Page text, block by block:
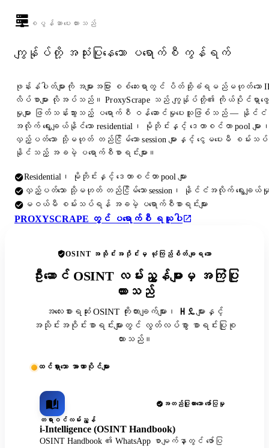
စပွန်ဆာပေးထားသည်
ကျွန်ုပ်တို့ အသုံးပြုနေသော ပရောက်စီ ကွန်ရက်
ဖုန်းနံပါတ်များကို အများအပြား စစ်ဆေးရာတွင် ပိတ်ဆို့ခံရမည်မဟုတ်သော
လိပ်စာများ လိုအပ်သည်။ ProxyScrape သည် ကျွန်ုပ်တို့၏ ကိုယ်ပိုင်ရှာဖွေ
မှုများ ဖြတ်သန်းသွားသည့် ပရောက်စီ ဝန်ဆောင်မှုပေးသူဖြစ်သည် — နိုင်ငံ
အလိုက် ရွေးချယ်နိုင်သော residential၊ မိုဘိုင်းနှင့် ဒေတာစင်တာ pool များ
လှည့်ပတ်သော သို့မဟုတ် တည်ငြိမ်သော session များနှင့် ငွေမပေးမီ စမ်းသပ်
နိုင်သည့် အခမဲ့ ပရောက်စီစာရင်းများ။
Residential၊ မိုဘိုင်းနှင့် ဒေတာစင်တာ pool များ
လှည့်ပတ်သော သို့မဟုတ် တည်ငြိမ်သော session၊ နိုင်ငံအလိုက် ရွေးချယ်မှု
မဝယ်မီ စမ်းသပ်ရန် အခမဲ့ ပရောက်စီစာရင်းများ
PROXYSCRAPE တွင် ပရောက်စီ ရယူပါ
OSINT အသိုင်းအဝိုင်းမှ ယုံကြည်စိတ်ချရသော
ဦးဆောင် OSINT လမ်းညွှန်များမှ အကြံပြု
ထားသည်
အလေးစားရဆုံး OSINT ကိုးကားချက်များ၊ ዘዴများနှင့်
အသိုင်းအဝိုင်းစာရင်းများတွင် လွတ်လပ်စွာ စာရင်းပြုစု
ထားသည်။
ထင်ရှားသော အာဏာပိုင်များ
အတည်ပြုထားသော ဖော်ပြမှု
တရားဝင်လမ်းညွှန်
i-Intelligence (OSINT Handbook)
OSINT Handbook ၏ WhatsApp စာမျက်နှာတွင် ဖော်ပြ